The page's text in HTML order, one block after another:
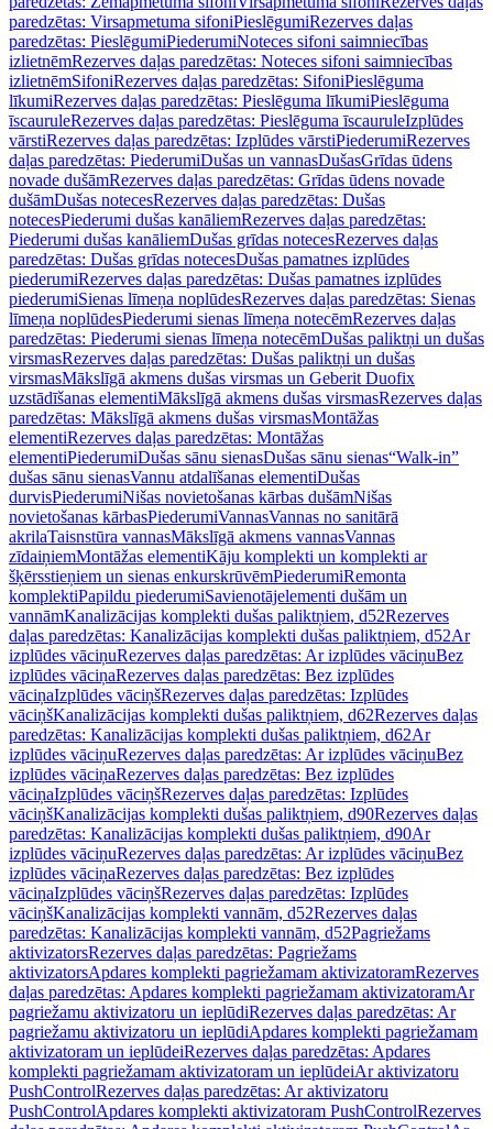
paredzētas: Virsapmetuma sifoniPieslēgumiRezerves daļas
paredzētas: PieslēgumiPiederumiNoteces sifoni saimniecības
izlietnēmRezerves daļas paredzētas: Noteces sifoni saimniecības
izlietnēmSifoniRezerves daļas paredzētas: SifoniPieslēguma
līkumiRezerves daļas paredzētas: Pieslēguma līkumiPieslēguma
īscauruleRezerves daļas paredzētas: Pieslēguma īscauruleIzplūdes
vārstiRezerves daļas paredzētas: Izplūdes vārstiPiederumiRezerves
daļas paredzētas: PiederumiDušas un vannasDušasGrīdas ūdens
novade dušāmRezerves daļas paredzētas: Grīdas ūdens novade
dušāmDušas notecesRezerves daļas paredzētas: Dušas
notecesPiederumi dušas kanāliemRezerves daļas paredzētas:
Piederumi dušas kanāliemDušas grīdas notecesRezerves daļas
paredzētas: Dušas grīdas notecesDušas pamatnes izplūdes
piederumiRezerves daļas paredzētas: Dušas pamatnes izplūdes
piederumiSienas līmeņa noplūdesRezerves daļas paredzētas: Sienas
līmeņa noplūdesPiederumi sienas līmeņa notecēmRezerves daļas
paredzētas: Piederumi sienas līmeņa notecēmDušas paliktņi un dušas
virsmasRezerves daļas paredzētas: Dušas paliktņi un dušas
virsmasMākslīgā akmens dušas virsmas un Geberit Duofix
uzstādīšanas elementiMākslīgā akmens dušas virsmasRezerves daļas
paredzētas: Mākslīgā akmens dušas virsmasMontāžas
elementiRezerves daļas paredzētas: Montāžas
elementiPiederumiDušas sānu sienasDušas sānu sienas“Walk-in”
dušas sānu sienasVannu atdalīšanas elementiDušas
durvisPiederumiNišas novietošanas kārbas dušāmNišas
novietošanas kārbasPiederumiVannasVannas no sanitārā
akrilaTaisnstūra vannasMākslīgā akmens vannasVannas
zīdaiņiemMontāžas elementiKāju komplekti un komplekti ar
šķērsstieņiem un sienas enkurskrūvēmPiederumiRemonta
komplektiPapildu piederumiSavienotājelementi dušām un
vannāmKanalizācijas komplekti dušas paliktņiem, d52Rezerves
daļas paredzētas: Kanalizācijas komplekti dušas paliktņiem, d52Ar
izplūdes vāciņuRezerves daļas paredzētas: Ar izplūdes vāciņuBez
izplūdes vāciņaRezerves daļas paredzētas: Bez izplūdes
vāciņaIzplūdes vāciņšRezerves daļas paredzētas: Izplūdes
vāciņšKanalizācijas komplekti dušas paliktņiem, d62Rezerves daļas
paredzētas: Kanalizācijas komplekti dušas paliktņiem, d62Ar
izplūdes vāciņuRezerves daļas paredzētas: Ar izplūdes vāciņuBez
izplūdes vāciņaRezerves daļas paredzētas: Bez izplūdes
vāciņaIzplūdes vāciņšRezerves daļas paredzētas: Izplūdes
vāciņšKanalizācijas komplekti dušas paliktņiem, d90Rezerves daļas
paredzētas: Kanalizācijas komplekti dušas paliktņiem, d90Ar
izplūdes vāciņuRezerves daļas paredzētas: Ar izplūdes vāciņuBez
izplūdes vāciņaRezerves daļas paredzētas: Bez izplūdes
vāciņaIzplūdes vāciņšRezerves daļas paredzētas: Izplūdes
vāciņšKanalizācijas komplekti vannām, d52Rezerves daļas
paredzētas: Kanalizācijas komplekti vannām, d52Pagriežams
aktivizatorsRezerves daļas paredzētas: Pagriežams
aktivizatorsApdares komplekti pagriežamam aktivizatoramRezerves
daļas paredzētas: Apdares komplekti pagriežamam aktivizatoramAr
pagriežamu aktivizatoru un ieplūdiRezerves daļas paredzētas: Ar
pagriežamu aktivizatoru un ieplūdiApdares komplekti pagriežamam
aktivizatoram un ieplūdeiRezerves daļas paredzētas: Apdares
komplekti pagriežamam aktivizatoram un ieplūdeiAr aktivizatoru
PushControlRezerves daļas paredzētas: Ar aktivizatoru
PushControlApdares komplekti aktivizatoram PushControlRezerves